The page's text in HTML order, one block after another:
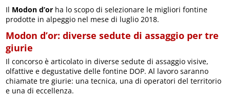
Il Modon d’or ha lo scopo di selezionare le migliori fontine
prodotte in alpeggio nel mese di luglio 2018.
Modon d’or: diverse sedute di assaggio per tre
giurie
Il concorso è articolato in diverse sedute di assaggio visive,
olfattive e degustative delle fontine DOP. Al lavoro saranno
chiamate tre giurie: una tecnica, una di operatori del territorio
e una di eccellenza.